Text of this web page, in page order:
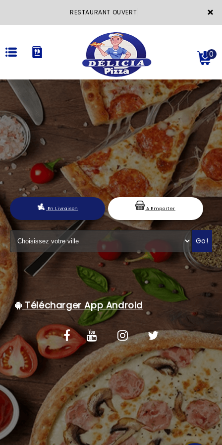
×
RESTAURANT OUVER
ACCUEIL
LA CARTE
VOTRE COMPTE
NOTRE RESTAURANT
VOS AVIS
MENTIONS LÉGALES
C.G.V
0
En Livraison A Emporter
Go!
Télécharger App Android